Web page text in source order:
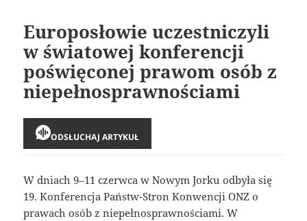
Europosłowie uczestniczyli
w światowej konferencji
poświęconej prawom osób z
niepełnosprawnościami
ODSŁUCHAJ ARTYKUŁ
W dniach 9–11 czerwca w Nowym Jorku odbyła się
19. Konferencja Państw-Stron Konwencji ONZ o
prawach osób z niepełnosprawnościami. W